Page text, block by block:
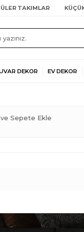
TAKIMLAR
DEKOR EV DEKOR
Sepete Ekle